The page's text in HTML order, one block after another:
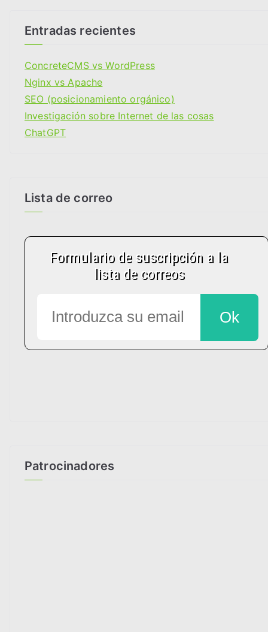
g
o
r
i
a
s
Entradas recientes
ConcreteCMS vs WordPress
Nginx vs Apache
SEO (posicionamiento orgánico)
Investigación sobre Internet de las cosas
ChatGPT
Lista de correo
Patrocinadores